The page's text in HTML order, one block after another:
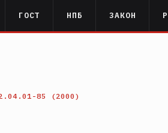
ГОСТ НПБ ЗАКОН
85 (2000)